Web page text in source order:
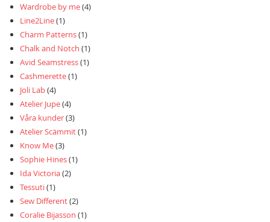
Wardrobe by me(4)
Line2Line(1)
Charm Patterns(1)
Chalk and Notch (1)
Avid Seamstress(1)
Cashmerette(1)
Joli Lab(4)
Atelier Jupe(4)
Våra kunder(3)
Atelier Scämmit(1)
Know Me(3)
Sophie Hines(1)
Ida Victoria(2)
Tessuti(1)
Sew Different(2)
Coralie Bijasson (1)